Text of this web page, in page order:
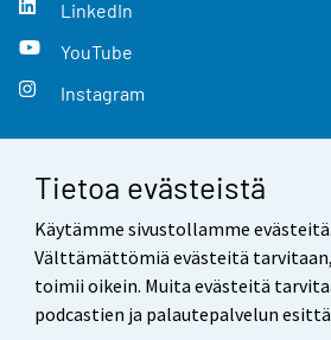
Tietoa evästeistä
Käytämme sivustollamme evästeitä.
Välttämättömiä evästeitä
toimii oikein. Muita evästeitä
podcastien ja palautepalvelun
LinkedIn
YouTube
Instagram
Yhteystiedot
Palaute
Käyttöehdot